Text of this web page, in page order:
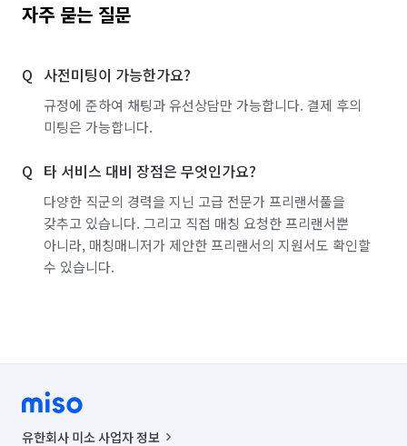
자주 묻는 질문
사전미팅이 가능한가요?
규정에 준하여 채팅과 유선상담만 가능합니다. 결제 후의
미팅은 가능합니다.
타 서비스 대비 장점은 무엇인가요?
다양한 직군의 경력을 지닌 고급 전문가 프리랜서풀을
갖추고 있습니다. 그리고 직접 매칭 요청한 프리랜서뿐
아니라, 매칭매니저가 제안한 프리랜서의 지원서도 확인할
수 있습니다.
유한회사 미소 사업자 정보